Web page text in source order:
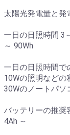
太陽光発電量と発
一日の日照時間
～ 90Wh
一日の日照時間で
10Wの照明など
30Wのノートパ
バッテリーの推
4Ah ～